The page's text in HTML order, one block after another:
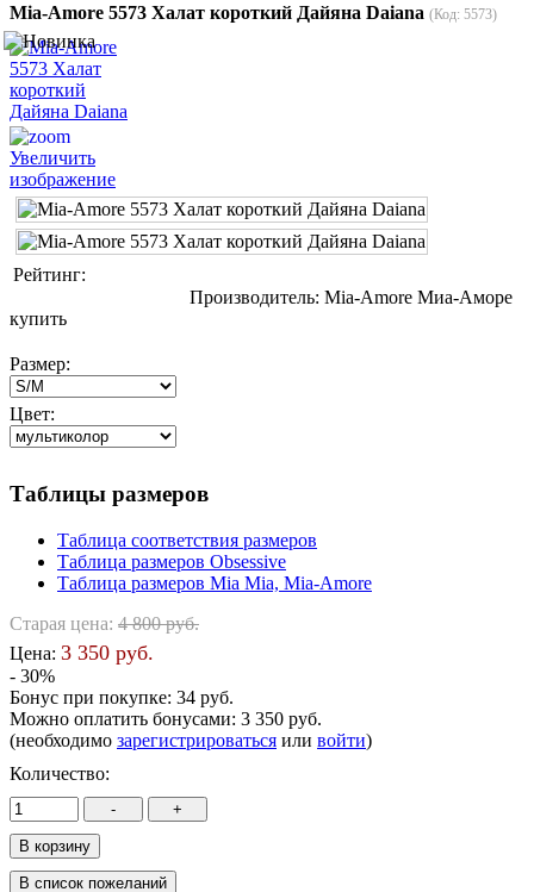
Mia-Amore 5573 Халат короткий Дайяна Daiana (Код: 5573)
Увеличить
изображение
Рейтинг:
Производитель: Mia-Amore Миа-Аморе
купить
Размер:
Цвет:
Таблицы размеров
Таблица соответствия размеров
Таблица размеров Obsessive
Таблица размеров Mia Mia, Mia-Amore
Старая цена: 4 800 руб.
Цена: 3 350 руб.
- 30%
Бонус при покупке: 34 руб.
Можно оплатить бонусами: 3 350 руб.
(необходимо зарегистрироваться или войти)
Количество: